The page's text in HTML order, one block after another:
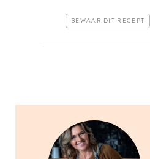
BEWAAR DIT RECEPT